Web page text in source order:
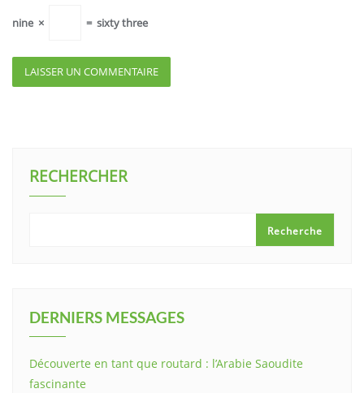
nine × = sixty three
RECHERCHER
Recherche
DERNIERS MESSAGES
Découverte en tant que routard : l’Arabie Saoudite
fascinante